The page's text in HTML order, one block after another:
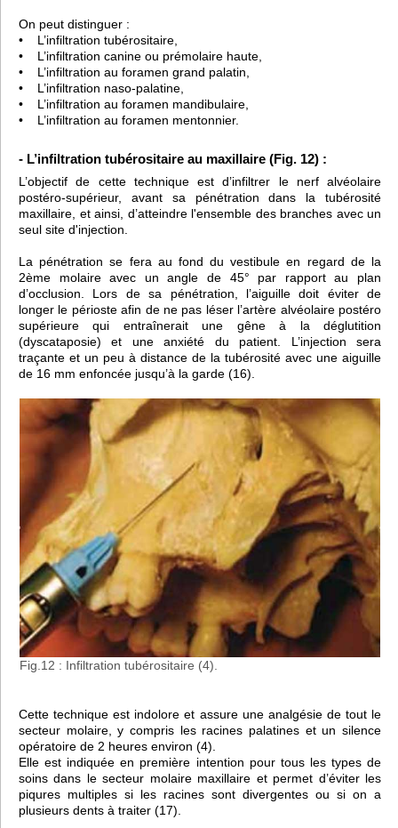
On peut distinguer :
• L’infiltration tubérositaire,
• L’infiltration canine ou prémolaire haute,
• L’infiltration au foramen grand palatin,
• L’infiltration naso-palatine,
• L’infiltration au foramen mandibulaire,
• L’infiltration au foramen mentonnier.
- L’infiltration tubérositaire au maxillaire (Fig. 12) :
L’objectif de cette technique est d’infiltrer le nerf alvéolaire
postéro-supérieur, avant sa pénétration dans la tubérosité
maxillaire, et ainsi, d’atteindre l'ensemble des branches avec un
seul site d'injection.
La pénétration se fera au fond du vestibule en regard de la
2ème molaire avec un angle de 45° par rapport au plan
d’occlusion. Lors de sa pénétration, l’aiguille doit éviter de
longer le périoste afin de ne pas léser l’artère alvéolaire postéro
supérieure qui entraînerait une gêne à la déglutition
(dyscataposie) et une anxiété du patient. L’injection sera
traçante et un peu à distance de la tubérosité avec une aiguille
de 16 mm enfoncée jusqu’à la garde (16).
Fig.12 : Infiltration tubérositaire (4).
Cette technique est indolore et assure une analgésie de tout le
secteur molaire, y compris les racines palatines et un silence
opératoire de 2 heures environ (4).
Elle est indiquée en première intention pour tous les types de
soins dans le secteur molaire maxillaire et permet d’éviter les
piqures multiples si les racines sont divergentes ou si on a
plusieurs dents à traiter (17).